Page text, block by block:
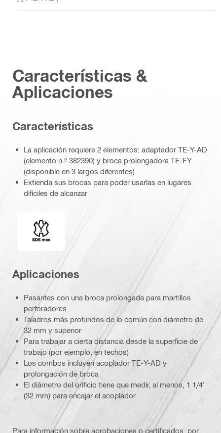
Características &
Aplicaciones
Características
La aplicación requiere 2 elementos: adaptador TE-Y-AD
(elemento n.º 382390) y broca prolongadora TE-FY
(disponible en 3 largos diferentes)
Extienda sus brocas para poder usarlas en lugares
difíciles de alcanzar
Conexión
Aplicaciones
Pasantes con una broca prolongada para martillos
perforadores
Taladros más profundos de lo común con diámetro de
32 mm y superior
Para trabajar a cierta distancia desde la superficie de
trabajo (por ejemplo, en techos)
Los combos incluyen acoplador TE-Y-AD y
prolongación de broca
El diámetro del orificio tiene que medir, al menos, 1 1/4"
(32 mm) para encajar el acoplador
Para información sobre aprobaciones o certificados, por